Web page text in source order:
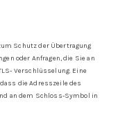
Schutz der Übertragung
oder Anfragen, die Sie an
Verschlüsselung. Eine
die Adresszeile des
an dem Schloss-Symbol in